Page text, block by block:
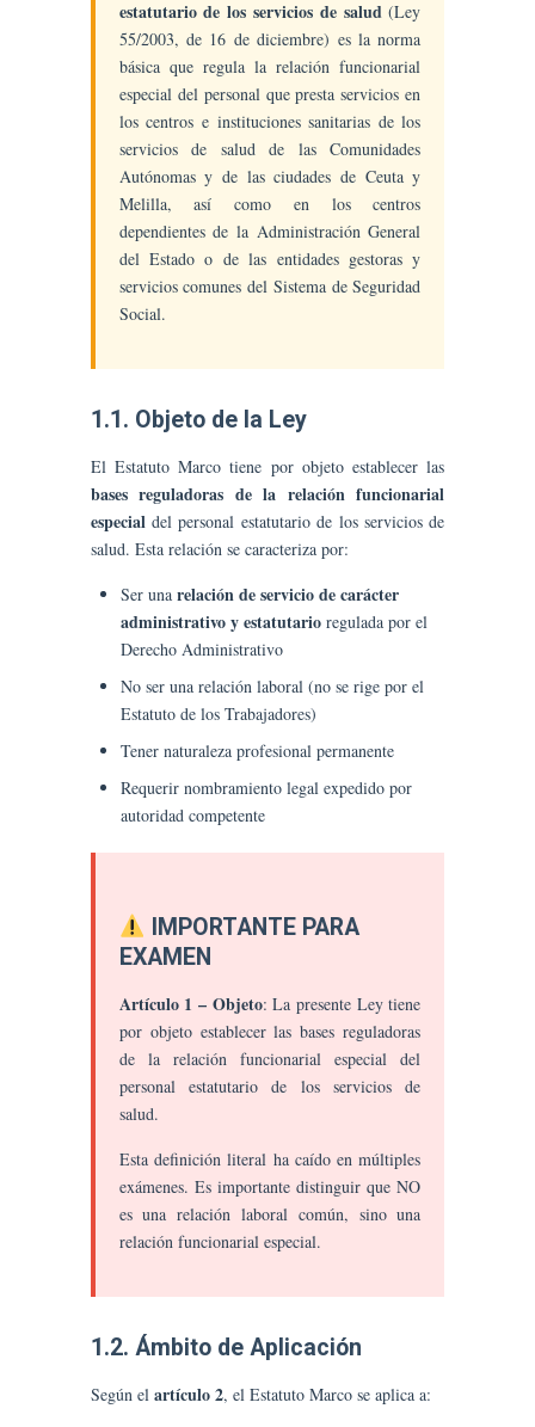
estatutario de los servicios de salud(Ley
55/2003, de 16 de diciembre) es la norma
básica que regula la relación funcionarial
especial del personal que presta servicios en
los centros e instituciones sanitarias de los
servicios de salud de las Comunidades
Autónomas y de las ciudades de Ceuta y
Melilla, así como en los centros
dependientes de la Administración General
del Estado o de las entidades gestoras y
servicios comunes del Sistema de Seguridad
Social.
1.1. Objeto de la Ley
El Estatuto Marco tiene por objeto establecer las
bases reguladoras de la relación funcionarial
especialdel personal estatutario de los servicios de
salud. Esta relación se caracteriza por:
Ser una relación de servicio de carácter
administrativo y estatutarioregulada por el
Derecho Administrativo
No ser una relación laboral (no se rige por el
Estatuto de los Trabajadores)
Tener naturaleza profesional permanente
Requerir nombramiento legal expedido por
autoridad competente
IMPORTANTE PARA
EXAMEN
Artículo 1 – Objeto: La presente Ley tiene
por objeto establecer las bases reguladoras
de la relación funcionarial especial del
personal estatutario de los servicios de
salud.
Esta definición literal ha caído en múltiples
exámenes. Es importante distinguir que NO
es una relación laboral común, sino una
relación funcionarial especial.
1.2. Ámbito de Aplicación
Según el artículo 2, el Estatuto Marco se aplica a: